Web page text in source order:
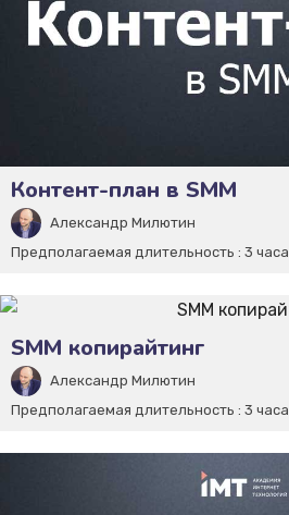
Контент-план в SMM
Александр Милютин
Предполагаемая длительность : 3 часа
SMM копирайтинг
Александр Милютин
Предполагаемая длительность : 3 часа